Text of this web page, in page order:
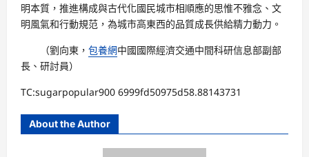
明本質，推進構成與古代化國民城市相順應的思惟不雅念、文
明風氣和行動規范，為城市高東西的品質成長供給精力動力。
（劉向東， 包養網中國國際經濟交通中間科研信息部副部
長、研討員）
TC:sugarpopular900 6999fd50975d58.88143731
About the Author